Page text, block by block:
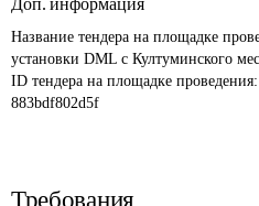
Доп. информация
Название тендера на площадке
установки DML с Култуминского
ID тендера на площадке проведения:
883bdf802d5f
Требования